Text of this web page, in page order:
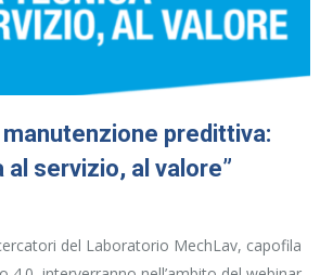
manutenzione predittiva:
al servizio, al valore”
del Laboratorio MechLav, capofila